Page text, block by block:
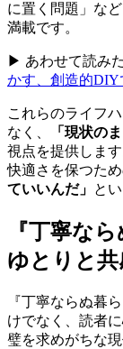
に置く問題」など
満載です。
▶ あわせて読みた
かす、創造的
これらのライフハ
なく、
「現状の
視点を提供しま
快適さを保つた
ていいんだ」 と
『丁寧な
ゆとりと共
『丁寧ならぬ暮
けでなく、読者に
璧を求めがちな